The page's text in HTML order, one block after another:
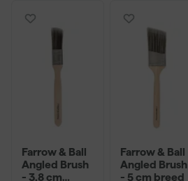
Farrow & Ball
Angled Brush
- 3,8 cm
Farrow & Ball
Angled Brush
- 5 cm breed